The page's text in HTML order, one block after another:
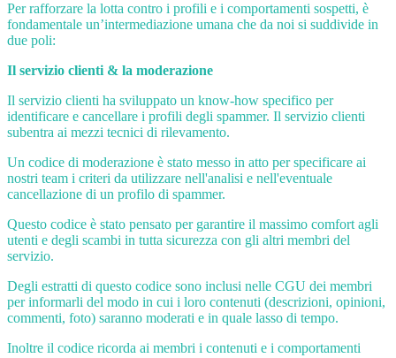
Per rafforzare la lotta contro i profili e i comportamenti sospetti, è
fondamentale un’intermediazione umana che da noi si suddivide in
due poli:
Il servizio clienti & la moderazione
Il servizio clienti ha sviluppato un know-how specifico per
identificare e cancellare i profili degli spammer. Il servizio clienti
subentra ai mezzi tecnici di rilevamento.
Un codice di moderazione è stato messo in atto per specificare ai
nostri team i criteri da utilizzare nell'analisi e nell'eventuale
cancellazione di un profilo di spammer.
Questo codice è stato pensato per garantire il massimo comfort agli
utenti e degli scambi in tutta sicurezza con gli altri membri del
servizio.
Degli estratti di questo codice sono inclusi nelle CGU dei membri
per informarli del modo in cui i loro contenuti (descrizioni, opinioni,
commenti, foto) saranno moderati e in quale lasso di tempo.
Inoltre il codice ricorda ai membri i contenuti e i comportamenti